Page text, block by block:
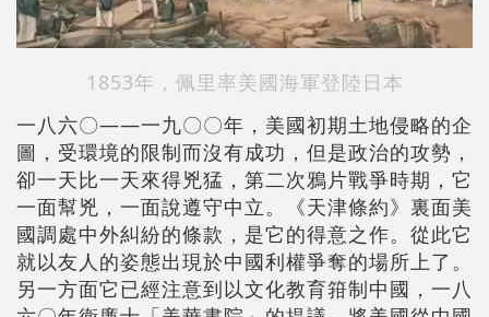
1853年，佩里率美國海軍登陸日本
一八六〇——一九〇〇年，美國初期土地侵略的企
圖，受環境的限制而沒有成功，但是政治的攻勢，
卻一天比一天來得兇猛，第二次鴉片戰爭時期，它
一面幫兇，一面說遵守中立。《天津條約》裏面美
國調處中外糾紛的條款，是它的得意之作。從此它
就以友人的姿態出現於中國利權爭奪的場所上了。
另一方面它已經注意到以文化教育箝制中國，一八